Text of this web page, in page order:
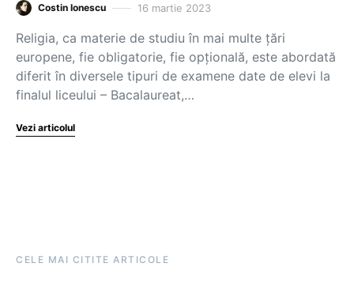
Costin Ionescu 16 martie 2023
Religia, ca materie de studiu în mai multe țări
europene, fie obligatorie, fie opțională, este abordată
diferit în diversele tipuri de examene date de elevi la
finalul liceului – Bacalaureat,…
Vezi articolul
CELE MAI CITITE ARTICOLE